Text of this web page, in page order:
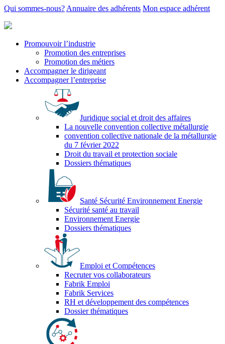
Qui sommes-nous? Annuaire des adhérents Mon espace adhérent
Promouvoir l’industrie
Promotion des entreprises
Promotion des métiers
Accompagner le dirigeant
Accompagner l’entreprise
Juridique social et droit des affaires
La nouvelle convention collective métallurgie
convention collective nationale de la métallurgie
du 7 février 2022
Droit du travail et protection sociale
Dossiers thématiques
Santé Sécurité Environnement Energie
Sécurité santé au travail
Environnement Energie
Dossiers thématiques
Emploi et Compétences
Recruter vos collaborateurs
Fabrik Emploi
Fabrik Services
RH et développement des compétences
Dossier thématiques